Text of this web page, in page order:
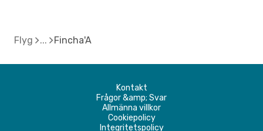
Flyg Fincha'A
Kontakt
Frågor &amp; Svar
Allmänna villkor
Cookiepolicy
Integritetspolicy